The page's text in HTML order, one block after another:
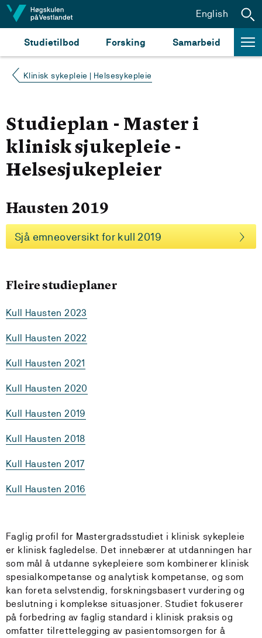
Hopp til innhald
Studietilbod Forsking Samarbeid
English
Klinisk sykepleie | Helsesykepleie
Studieplan - Master i
klinisk sjukepleie -
Helsesjukepleier
Hausten 2019
Sjå emneoversikt for kull 2019
Fleire studieplaner
Kull Hausten 2023
Kull Hausten 2022
Kull Hausten 2021
Kull Hausten 2020
Kull Hausten 2019
Kull Hausten 2018
Kull Hausten 2017
Kull Hausten 2016
Faglig profil for Mastergradsstudiet i klinisk sykepleie
er klinisk fagledelse. Det innebærer at utdanningen har
som mål å utdanne sykepleiere som kombinerer klinisk
spesialkompetanse og analytisk kompetanse, og som
kan foreta selvstendig, forskningsbasert vurdering og
beslutning i komplekse situasjoner. Studiet fokuserer
på forbedring av faglig standard i klinisk praksis og
omfatter tilrettelegging av pasientomsorgen for å